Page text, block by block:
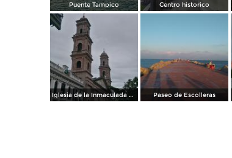
Puente Tampico Centro historico
Iglesia de la Inmaculada Concepción Paseo de Escolleras